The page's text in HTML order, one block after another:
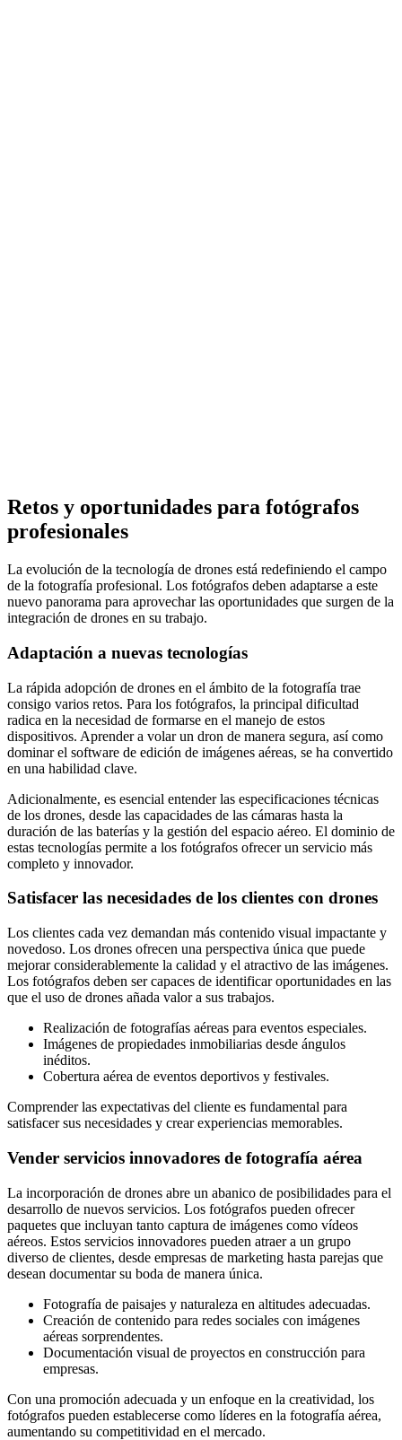
Retos y oportunidades para fotógrafos
profesionales
La evolución de la tecnología de drones está redefiniendo el campo
de la fotografía profesional. Los fotógrafos deben adaptarse a este
nuevo panorama para aprovechar las oportunidades que surgen de la
integración de drones en su trabajo.
Adaptación a nuevas tecnologías
La rápida adopción de drones en el ámbito de la fotografía trae
consigo varios retos. Para los fotógrafos, la principal dificultad
radica en la necesidad de formarse en el manejo de estos
dispositivos. Aprender a volar un dron de manera segura, así como
dominar el software de edición de imágenes aéreas, se ha convertido
en una habilidad clave.
Adicionalmente, es esencial entender las especificaciones técnicas
de los drones, desde las capacidades de las cámaras hasta la
duración de las baterías y la gestión del espacio aéreo. El dominio de
estas tecnologías permite a los fotógrafos ofrecer un servicio más
completo y innovador.
Satisfacer las necesidades de los clientes con drones
Los clientes cada vez demandan más contenido visual impactante y
novedoso. Los drones ofrecen una perspectiva única que puede
mejorar considerablemente la calidad y el atractivo de las imágenes.
Los fotógrafos deben ser capaces de identificar oportunidades en las
que el uso de drones añada valor a sus trabajos.
Realización de fotografías aéreas para eventos especiales.
Imágenes de propiedades inmobiliarias desde ángulos
inéditos.
Cobertura aérea de eventos deportivos y festivales.
Comprender las expectativas del cliente es fundamental para
satisfacer sus necesidades y crear experiencias memorables.
Vender servicios innovadores de fotografía aérea
La incorporación de drones abre un abanico de posibilidades para el
desarrollo de nuevos servicios. Los fotógrafos pueden ofrecer
paquetes que incluyan tanto captura de imágenes como vídeos
aéreos. Estos servicios innovadores pueden atraer a un grupo
diverso de clientes, desde empresas de marketing hasta parejas que
desean documentar su boda de manera única.
Fotografía de paisajes y naturaleza en altitudes adecuadas.
Creación de contenido para redes sociales con imágenes
aéreas sorprendentes.
Documentación visual de proyectos en construcción para
empresas.
Con una promoción adecuada y un enfoque en la creatividad, los
fotógrafos pueden establecerse como líderes en la fotografía aérea,
aumentando su competitividad en el mercado.